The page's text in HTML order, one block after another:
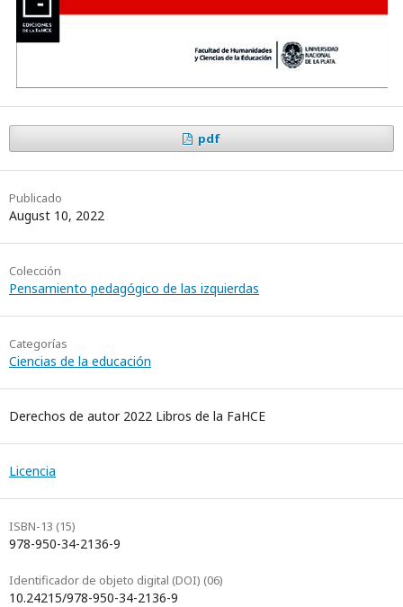
pdf
Publicado
August 10, 2022
Colección
Pensamiento pedagógico de las izquierdas
Categorías
Ciencias de la educación
Derechos de autor 2022 Libros de la FaHCE
Licencia
ISBN-13 (15)
978-950-34-2136-9
Identificador de objeto digital (DOI) (06)
10.24215/978-950-34-2136-9